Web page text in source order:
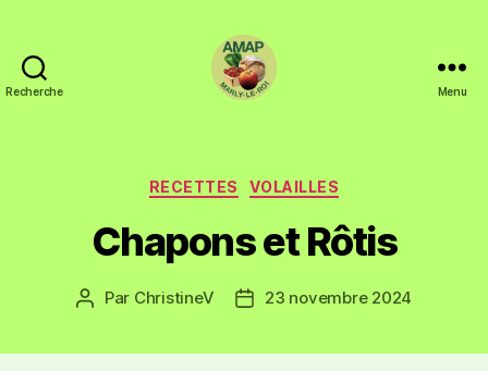
Recherche Menu
RECETTES VOLAILLES
Chapons et Rôtis
Par ChristineV 23 novembre 2024